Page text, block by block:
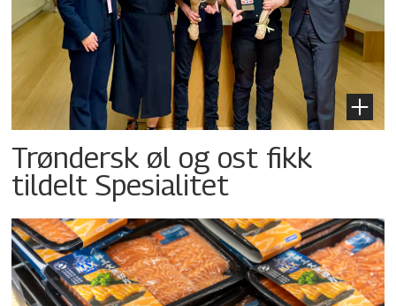
Trøndersk øl og ost fikk
tildelt Spesialitet